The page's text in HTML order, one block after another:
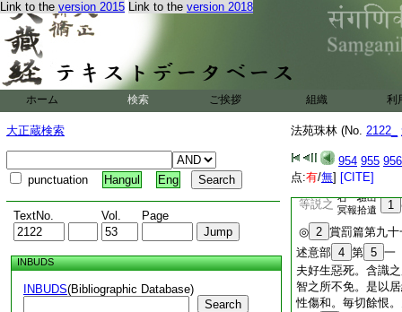
Link to the version 2015 Link to the version 2018
ホーム 検索 ご挨拶 組織 利
大正蔵検索
punctuation Hangul Eng
TextNo. Vol. Page
INBUDS
INBUDS(Bibliographic Database)
Search
法苑珠林 (No. 2122_
954 955 956
点:有/無] [CITE]
永徽三年五月又死
命未盡。蒙王
法觀寺僧辯珪。又
等是年果相繼卒。
等舊房召二僧問之
大苦。兼語諸弟子
難。弟子輩即爲營
免罪。弘亮云。我
被拔舌痛苦。不能
等説之 右一驗出
冥報拾遺
1
◎ 2 賞罰篇第九十
述意部 4 第 5 一
夫好生惡死。含識
智之所不免。是以
性傷和。毎切餘恨